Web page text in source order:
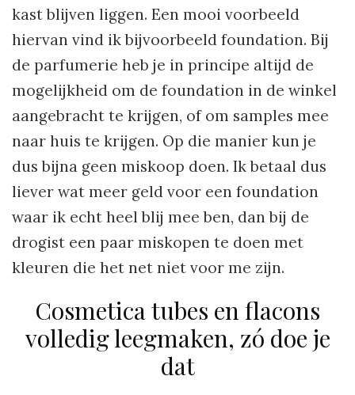
kast blijven liggen. Een mooi voorbeeld
hiervan vind ik bijvoorbeeld foundation. Bij
de parfumerie heb je in principe altijd de
mogelijkheid om de foundation in de winkel
aangebracht te krijgen, of om samples mee
naar huis te krijgen. Op die manier kun je
dus bijna geen miskoop doen. Ik betaal dus
liever wat meer geld voor een foundation
waar ik echt heel blij mee ben, dan bij de
drogist een paar miskopen te doen met
kleuren die het net niet voor me zijn.
Cosmetica tubes en flacons
volledig leegmaken, zó doe je
dat